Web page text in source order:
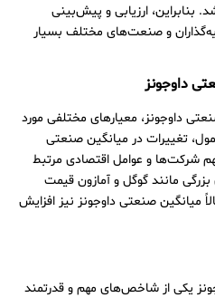
بنابراین، ارزیابی و پیش‌بینی
و صنعت‌های مختلف بسیار
داوجونز
داوجونز، معیارهای مختلفی مورد
تغییرات در میانگین صنعتی
شرکت‌ها و عوامل اقتصادی مرتبط
مانند گوگل و آمازون قیمت
میانگین صنعتی داوجونز نیز افزایش
یکی از شاخص‌های مهم و قدرتمند